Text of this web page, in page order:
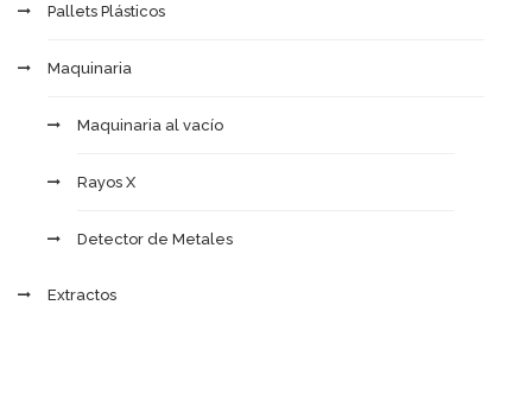
Pallets Plásticos
Maquinaria
Maquinaria al vacío
Rayos X
Detector de Metales
Extractos